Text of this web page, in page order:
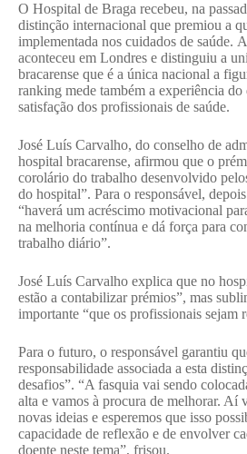
O Hospital de Braga recebeu, na
distinção internacional que premiou a
implementada nos cuidados de saúde.
aconteceu em Londres e distinguiu a
bracarense que é a única nacional a
ranking mede também a experiência do
satisfação dos profissionais de saúde.
José Luís Carvalho, do conselho de
hospital bracarense, afirmou que o
corolário do trabalho desenvolvido
do hospital”. Para o responsável,
“haverá um acréscimo motivacional
na melhoria contínua e dá força para
trabalho diário”.
José Luís Carvalho explica que no
estão a contabilizar prémios”, mas
importante “que os profissionais sejam
Para o futuro, o responsável garantiu
responsabilidade associada a esta
desafios”. “A fasquia vai sendo
alta e vamos à procura de melhorar. Aí
novas ideias e esperemos que isso
capacidade de reflexão e de envolver
doente neste tema”, frisou.